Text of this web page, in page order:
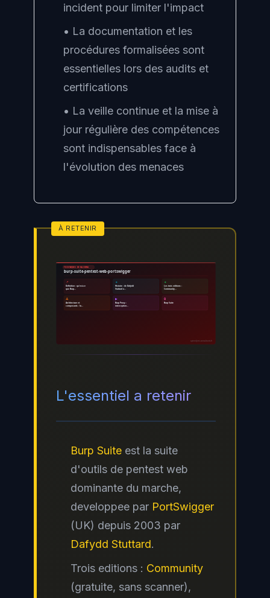
incident pour limiter l'impact
• La documentation et les
procédures formalisées sont
essentielles lors des audits et
certifications
• La veille continue et la mise à
jour régulière des compétences
sont indispensables face à
l'évolution des menaces
TECHNIQUES DE HACKING
burp-suite-pentest-web-portswigger
📌
Definition : qu'est-ce
que Burp…
🔹
Histoire : de Dafydd
Stuttard a…
🔸
Les trois editions :
Community…
🔺
Architecture et
composants : la…
▶
Burp Proxy :
interception…
🔒
Burp Suite
ayinedjimi-consultants.fr
L'essentiel a retenir
Burp Suite est la suite
d'outils de pentest web
dominante du marche,
developpee par PortSwigger
(UK) depuis 2003 par
Dafydd Stuttard.
Trois editions : Community
(gratuite, sans scanner),